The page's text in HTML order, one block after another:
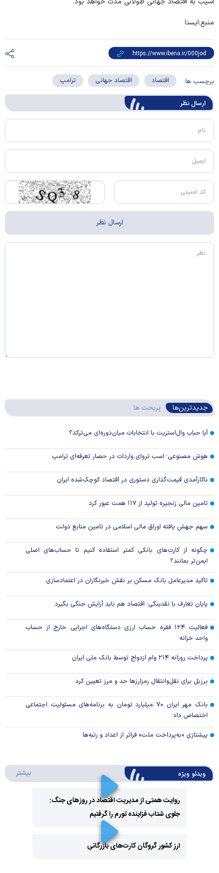
منبع:ایسنا
برچسب ها: اقتصاد اقتصاد جهانی ترامپ
ارسال‌ نظر
جدیدترین‌ها پربحث ها
آیا حباب وال‌استریت با انتخابات میان‌دوره‌ای می‌ترکد؟
هوش مصنوعی؛ اسب تروای واردات در حصار تعرفه‌ای ترامپ
ناکارآمدی قیمت‌گذاری دستوری در اقتصاد کوچک‌شده ایران
تامین مالی زنجیره تولید از ۱۱۷ همت عبور کرد
سهم جهش یافته اوراق مالی اسلامی در تامین منابع دولت
چگونه از کارت‌های بانکی کمتر استفاده کنیم تا حساب‌های اصلی
ایمن‌تر بمانند؟
تاکید مدیرعامل بانک مسکن بر نقش خبرنگاران در اعتمادسازی
پایان تعارف با نقدینگی؛ اقتصاد هم باید آرایش جنگی بگیرد
فعالیت ۱۲۴ فقره حساب ارزی دستگاه‌های اجرایی خارج از حساب
واحد خزانه
پرداخت روزانه ۲۱۴ وام ازدواج توسط بانک ملی ایران
برزیل برای نقل‌وانتقال رمزارزها حد و مرز تعیین کرد
بانک مهر ایران ۷۰ میلیارد تومان به برنامه‌های مسئولیت اجتماعی
اختصاص داد
پیشتازی «به‌پرداخت ملت» فراتر از اعداد و رتبه‌ها
ویدئو ویژه بیشتر
Play
Video
روایت همتی از مدیریت اقتصاد در روزهای جنگ:
جلوی شتاب فزاینده تورم را گرفتیم
ارز کشور گروگان کارت‌های بازرگانی